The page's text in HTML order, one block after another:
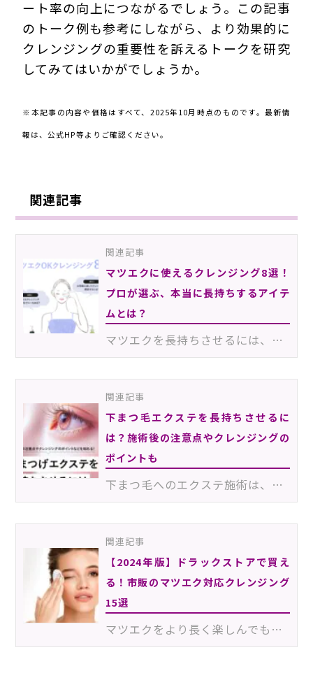
ート率の向上につながるでしょう。この記事
のトーク例も参考にしながら、より効果的に
クレンジングの重要性を訴えるトークを研究
してみてはいかがでしょうか。
※本記事の内容や価格はすべて、2025年10月時点のものです。最新情
報は、公式HP等よりご確認ください。
関連記事
関連記事
マツエクに使えるクレンジング8選！
プロが選ぶ、本当に長持ちするアイテ
ムとは？
マツエクを長持ちさせるには、クレンジング選びが重要です。ドラッグストアなどで購入できる市販品の中に…
関連記事
下まつ毛エクステを長持ちさせるに
は？施術後の注意点やクレンジングの
ポイントも
下まつ毛へのエクステ施術は、上だけにエクステをつけたときよりも目が大きく見えるため、目力を意識する…
関連記事
【2024年版】ドラックストアで買え
る！市販のマツエク対応クレンジング
15選
マツエクをより長く楽しんでもらうためには、クレンジング選びも大切な要素のひとつ。モチを重視するなら…